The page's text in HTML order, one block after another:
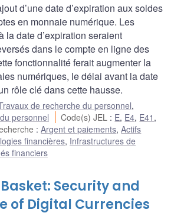
d’une date d’expiration aux soldes
en monnaie numérique. Les
la date d’expiration seraient
dans le compte en ligne des
fonctionnalité ferait augmenter la
numériques, le délai avant la date
rôle clé dans cette hausse.
de recherche du personnel,
personnel
Code(s) JEL : E, E4, E41 ,
:Argent et paiements,Actifs
financières, Infrastructures de
financiers
Security and
of Digital Currencies